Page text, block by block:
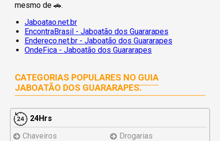
mesmo de 🚗.
Jaboatao.net.br
EncontraBrasil - Jaboatão dos Guararapes
Endereco.net.br - Jaboatão dos Guararapes
OndeFica - Jaboatão dos Guararapes
CATEGORIAS POPULARES NO GUIA
JABOATÃO DOS GUARARAPES.
24Hrs
Chaveiros
Drogarias